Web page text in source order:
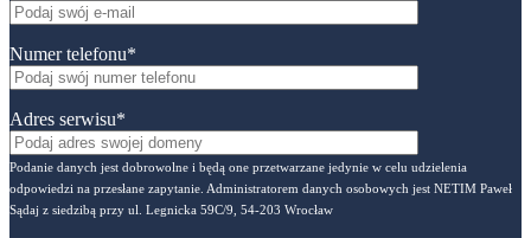
Numer telefonu*
Adres serwisu*
Podanie danych jest dobrowolne i będą one przetwarzane jedynie w celu udzielenia
odpowiedzi na przesłane zapytanie. Administratorem danych osobowych jest NETIM Paweł
Sądaj z siedzibą przy ul. Legnicka 59C/9, 54-203 Wrocław